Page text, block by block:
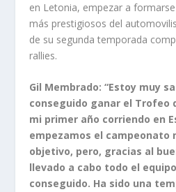
en Letonia, empezar a
más prestigiosos del
de su segunda temporada
rallies.
Gil Membrado: “Estoy muy
conseguido ganar el Trofeo
mi primer año corriendo en
empezamos el campeonato
objetivo, pero, gracias al
llevado a cabo todo el
conseguido. Ha sido una